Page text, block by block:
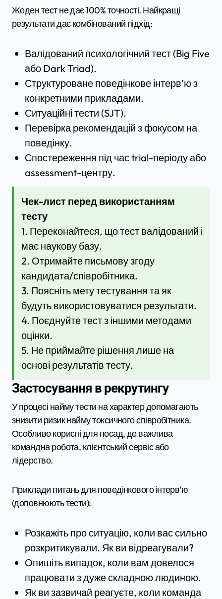
Жоден тест не дає 100% точності. Найкращі
результати дає комбінований підхід:
Валідований психологічний тест (Big Five
або Dark Triad).
Структуроване поведінкове інтерв’ю з
конкретними прикладами.
Ситуаційні тести (SJT).
Перевірка рекомендацій з фокусом на
поведінку.
Спостереження під час trial-періоду або
assessment-центру.
Чек-лист перед використанням
тесту
1. Переконайтеся, що тест валідований і
має наукову базу.
2. Отримайте письмову згоду
кандидата/співробітника.
3. Поясніть мету тестування та як
будуть використовуватися результати.
4. Поєднуйте тест з іншими методами
оцінки.
5. Не приймайте рішення лише на
основі результатів тесту.
Застосування в рекрутингу
У процесі найму тести на характер допомагають
знизити ризик найму токсичного співробітника.
Особливо корисні для посад, де важлива
командна робота, клієнтський сервіс або
лідерство.
Приклади питань для поведінкового інтерв’ю
(доповнюють тести):
Розкажіть про ситуацію, коли вас сильно
розкритикували. Як ви відреагували?
Опишіть випадок, коли вам довелося
працювати з дуже складною людиною.
Як ви зазвичай реагуєте, коли команда